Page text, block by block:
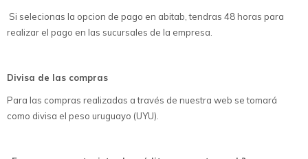
Si selecionas la opcion de pago en abitab, tendras 48 horas para
realizar el pago en las sucursales de la empresa.
Divisa de las compras
Para las compras realizadas a través de nuestra web se tomará
como divisa el peso uruguayo (UYU).